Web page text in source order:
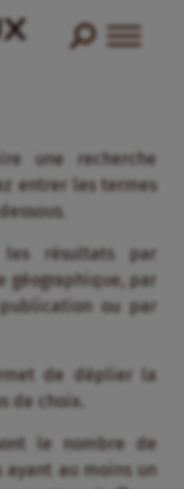
une recherche
entrer les termes
les résultats par
géographique, par
ou par
de déplier la
de choix.
le nombre de
au moins un